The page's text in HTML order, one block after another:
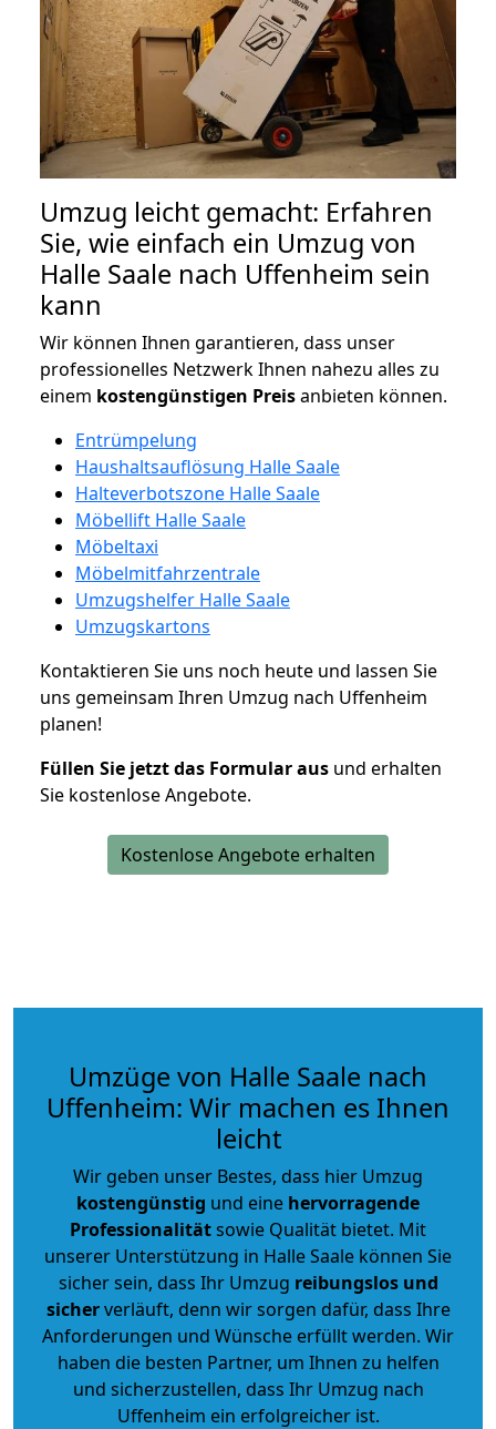
Umzug leicht gemacht: Erfahren
Sie, wie einfach ein Umzug von
Halle Saale nach Uffenheim sein
kann
Wir können Ihnen garantieren, dass unser
professionelles Netzwerk Ihnen nahezu alles zu
einem kostengünstigen Preisanbieten können.
Entrümpelung
Haushaltsauflösung Halle Saale
Halteverbotszone Halle Saale
Möbellift Halle Saale
Möbeltaxi
Möbelmitfahrzentrale
Umzugshelfer Halle Saale
Umzugskartons
Kontaktieren Sie uns noch heute und lassen Sie
uns gemeinsam Ihren Umzug nach Uffenheim
planen!
Füllen Sie jetzt das Formular aus und erhalten
Sie kostenlose Angebote.
Kostenlose Angebote erhalten
Umzüge von Halle Saale nach
Uffenheim: Wir machen es Ihnen
leicht
Wir geben unser Bestes, dass hier Umzug
kostengünstig und eine hervorragende
Professionalitätsowie Qualität bietet. Mit
unserer Unterstützung in Halle Saale können Sie
sicher sein, dass Ihr Umzug reibungslos und
sicherverläuft, denn wir sorgen dafür, dass Ihre
Anforderungen und Wünsche erfüllt werden. Wir
haben die besten Partner, um Ihnen zu helfen
und sicherzustellen, dass Ihr Umzug nach
Uffenheim ein erfolgreicher ist.